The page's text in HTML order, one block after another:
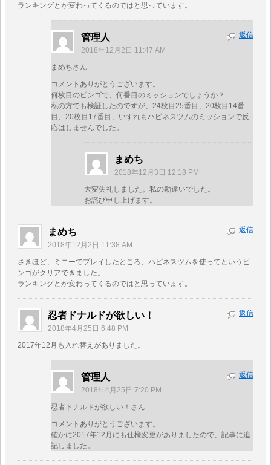
ランキングとか変わってくるのではと思っています。
管理人
2018年12月2日 11:47 AM
まめちさん
コメントありがとうございます。
何枚目のビンゴで、何番目のミッションでしょうか？
私の方でも検証したのですが、24枚目25番目、20枚目14番
目、20枚目17番目、いずれもハピネスツムのミッションで反
応はしませんでした。
返信
まめち
2018年12月3日 12:18 PM
大変失礼しました。私の勘違いでした。
お詫び申し上げます。
まめち
2018年12月2日 11:38 AM
さきほど、ミニーでプレイしたところ、ハピネスツムを使ってというビ
ンゴがクリアできました。
ランキングとか変わってくるのではと思っています。
返信
忍者ドナルドが欲しい！
2018年4月25日 6:48 PM
2017年12月も入れ替えがありました。
返信
管理人
2018年4月25日 7:20 PM
忍者ドナルドが欲しい！さん
コメントありがとうございます。
確かに2017年12月にも仕様変更がありましたので、記事に追
記しました。
返信